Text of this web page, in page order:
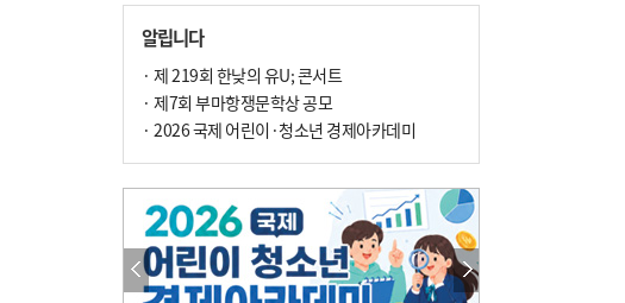
구·군 승진 축하화분 관행 없애자니 소상공인 울상
팩트체크[전체보기]
의령 한우산 털중나리
한 손 뉴스[전체보기]
시민이 개발한 폭염 대응 앱 ‘그늘로’ 길안내 지도 등 인기
골목 맛집 발굴 고메 셀렉션…부산시, 페스티벌 시월 연계
알립니다
· 제 219회 한낮의 유U; 콘서트
· 제7회 부마항쟁문학상 공모
· 2026 국제 어린이·청소년 경제아카데미